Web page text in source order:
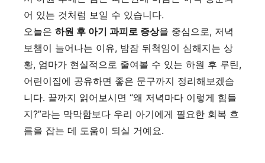
어 있는 것처럼 보일 수 있습니다.
오늘은 하원 후 아기 과피로 증상을 중심으로, 저녁
보챔이 늘어나는 이유, 밤잠 뒤척임이 심해지는 상
황, 엄마가 현실적으로 줄여볼 수 있는 하원 후 루틴,
어린이집에 공유하면 좋은 문구까지 정리해보겠습
니다. 끝까지 읽어보시면 “왜 저녁마다 이렇게 힘들
지?”라는 막막함보다 우리 아기에게 필요한 회복 흐
름을 잡는 데 도움이 되실 거예요.